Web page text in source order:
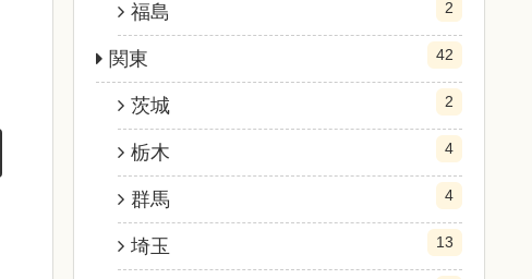
福島 2
関東 42
茨城 2
栃木 4
群馬 4
埼玉 13